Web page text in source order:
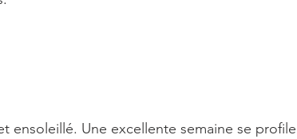
ensoleillé. Une excellente semaine se